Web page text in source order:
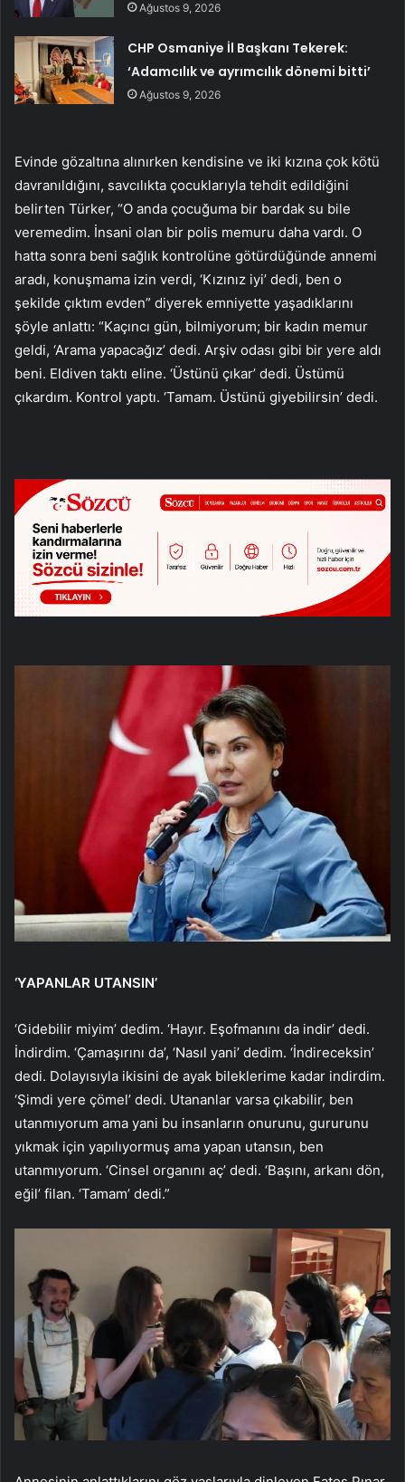
Ağustos 9, 2026
CHP Osmaniye İl Başkanı Tekerek:
‘Adamcılık ve ayrımcılık dönemi bitti’
Ağustos 9, 2026
Evinde gözaltına alınırken kendisine ve iki kızına çok kötü
davranıldığını, savcılıkta çocuklarıyla tehdit edildiğini
belirten Türker, “O anda çocuğuma bir bardak su bile
veremedim. İnsani olan bir polis memuru daha vardı. O
hatta sonra beni sağlık kontrolüne götürdüğünde annemi
aradı, konuşmama izin verdi, ‘Kızınız iyi’ dedi, ben o
şekilde çıktım evden” diyerek emniyette yaşadıklarını
şöyle anlattı: “Kaçıncı gün, bilmiyorum; bir kadın memur
geldi, ‘Arama yapacağız’ dedi. Arşiv odası gibi bir yere aldı
beni. Eldiven taktı eline. ‘Üstünü çıkar’ dedi. Üstümü
çıkardım. Kontrol yaptı. ‘Tamam. Üstünü giyebilirsin’ dedi.
‘YAPANLAR UTANSIN’
‘Gidebilir miyim’ dedim. ‘Hayır. Eşofmanını da indir’ dedi.
İndirdim. ‘Çamaşırını da’, ‘Nasıl yani’ dedim. ‘İndireceksin’
dedi. Dolayısıyla ikisini de ayak bileklerime kadar indirdim.
‘Şimdi yere çömel’ dedi. Utananlar varsa çıkabilir, ben
utanmıyorum ama yani bu insanların onurunu, gururunu
yıkmak için yapılıyormuş ama yapan utansın, ben
utanmıyorum. ‘Cinsel organını aç’ dedi. ‘Başını, arkanı dön,
eğil’ filan. ‘Tamam’ dedi.”